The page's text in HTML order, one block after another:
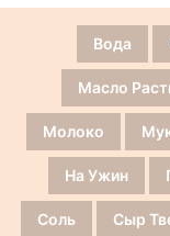
Вода
Масло
Молоко
На Ужин
Соль Сыр